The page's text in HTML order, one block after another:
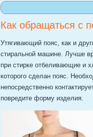
Как обращаться с
Утягивающий пояс, как и
стиральной машине. Лучше
при стирке отбеливающие и
которого сделан пояс.
непосредственно
повредите форму изделия.